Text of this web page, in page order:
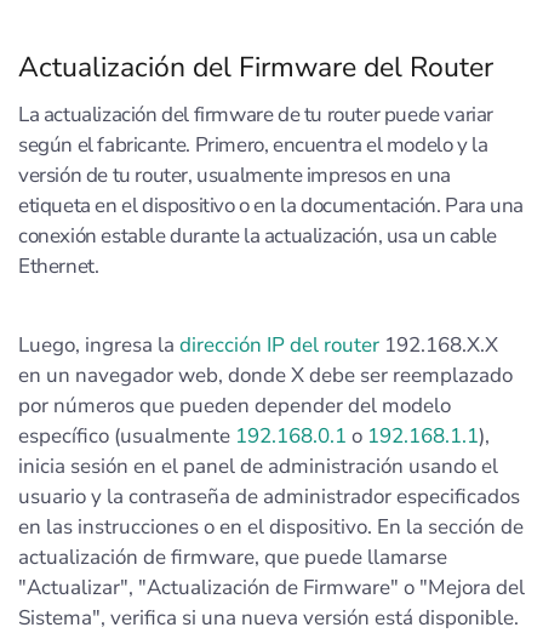
Actualización del Firmware del Router
La actualización del firmware de tu router puede variar
según el fabricante. Primero, encuentra el modelo y la
versión de tu router, usualmente impresos en una
etiqueta en el dispositivo o en la documentación. Para una
conexión estable durante la actualización, usa un cable
Ethernet.
Luego, ingresa la dirección IP del router 192.168.X.X
en un navegador web, donde X debe ser reemplazado
por números que pueden depender del modelo
específico (usualmente 192.168.0.1 o 192.168.1.1),
inicia sesión en el panel de administración usando el
usuario y la contraseña de administrador especificados
en las instrucciones o en el dispositivo. En la sección de
actualización de firmware, que puede llamarse
"Actualizar", "Actualización de Firmware" o "Mejora del
Sistema", verifica si una nueva versión está disponible.